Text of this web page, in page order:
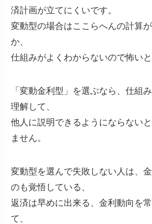
済計画が立てにくいです。
変動型の場合はここらへんの計算
か、
仕組みがよくわからないので怖いと
「変動金利型」を選ぶなら、仕組
理解して、
他人に説明できるようにならない
ません。
変動型を選んで失敗しない人は、
のも覚悟している、
返済は早めに出来る、金利動向を
て、